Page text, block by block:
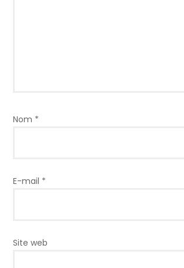
Nom *
E-mail *
Site web